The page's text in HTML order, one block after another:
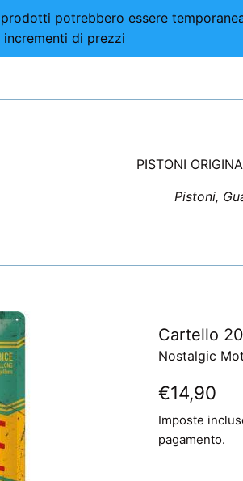
potrebbero essere
incrementi di prezzi
PISTONI
Pistoni,
Cartello
Nostalgic
Prezzo
listino
€14,90
Imposte
pagamento.